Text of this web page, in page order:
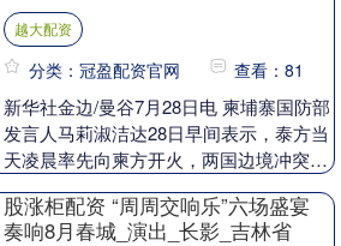
越大配资
分类：冠盈配资官网 查看：81
新华社金边/曼谷7月28日电 柬埔寨国防部
发言人马莉淑洁达28日早间表示，泰方当
天凌晨率先向柬方开火，两国边境冲突已
击彻夜未....
股涨柜配资 “周周交响乐”六场盛宴
奏响8月春城_演出_长影_吉林省